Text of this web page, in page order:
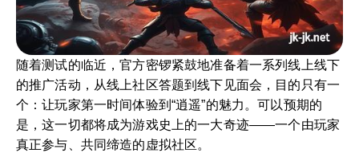
随着测试的临近，官方密锣紧鼓地准备着一系列线上线下
的推广活动，从线上社区答题到线下见面会，目的只有一
个：让玩家第一时间体验到“逍遥”的魅力。可以预期的
是，这一切都将成为游戏史上的一大奇迹——一个由玩家
真正参与、共同缔造的虚拟社区。